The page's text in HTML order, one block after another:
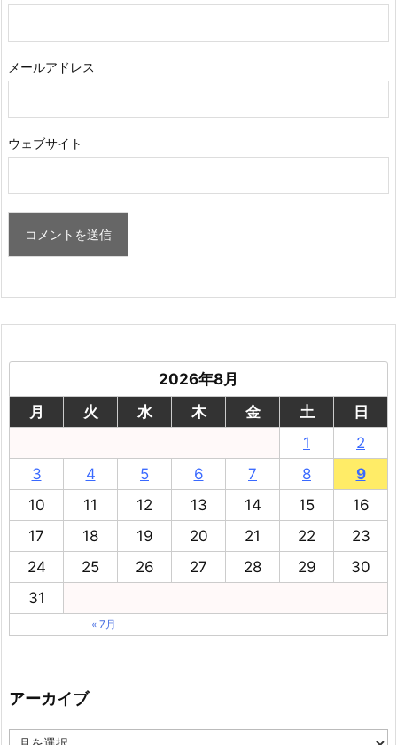
メールアドレス
ウェブサイト
2026年8月
月
火 水 木 金 土
日
1
2
3
4 5 6 7 8
9
10
11 12 13 14 15
16
17
18 19 20 21 22
23
24
25 26 27 28 29
30
31
« 7月
アーカイブ